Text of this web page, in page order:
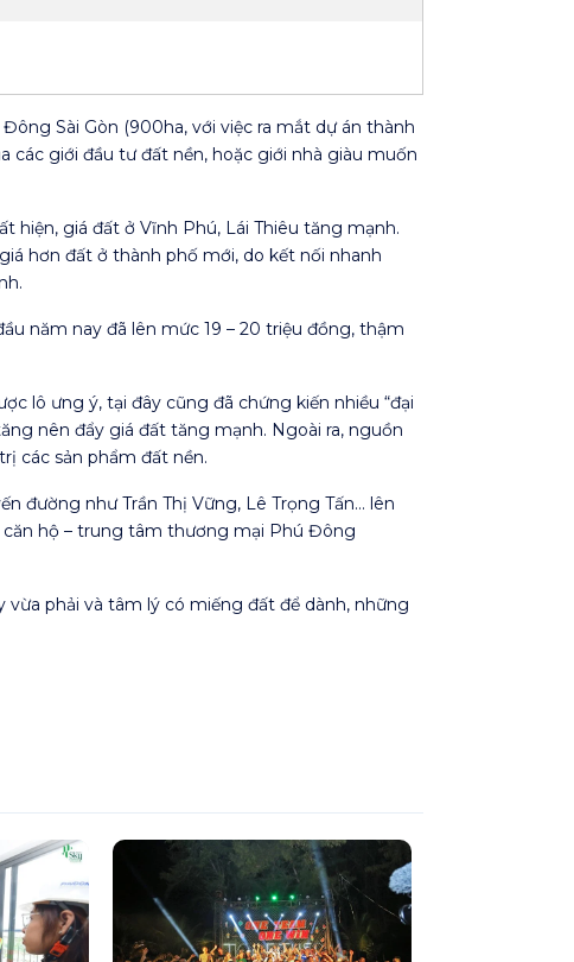
Sài Gòn (900ha, với việc ra mắt dự án thành
các giới đầu tư đất nền, hoặc giới nhà giàu muốn
hiện, giá đất ở Vĩnh Phú, Lái Thiêu tăng mạnh.
hơn đất ở thành phố mới, do kết nối nhanh
năm nay đã lên mức 19 – 20 triệu đồng, thậm
lô ưng ý, tại đây cũng đã chứng kiến nhiều “đại
nên đẩy giá đất tăng mạnh. Ngoài ra, nguồn
các sản phẩm đất nền.
đường như Trần Thị Vững, Lê Trọng Tấn… lên
hộ – trung tâm thương mại Phú Đông
vừa phải và tâm lý có miếng đất để dành, những